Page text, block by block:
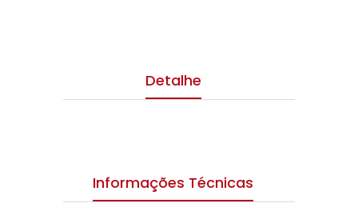
Detalhe
Informações Técnicas